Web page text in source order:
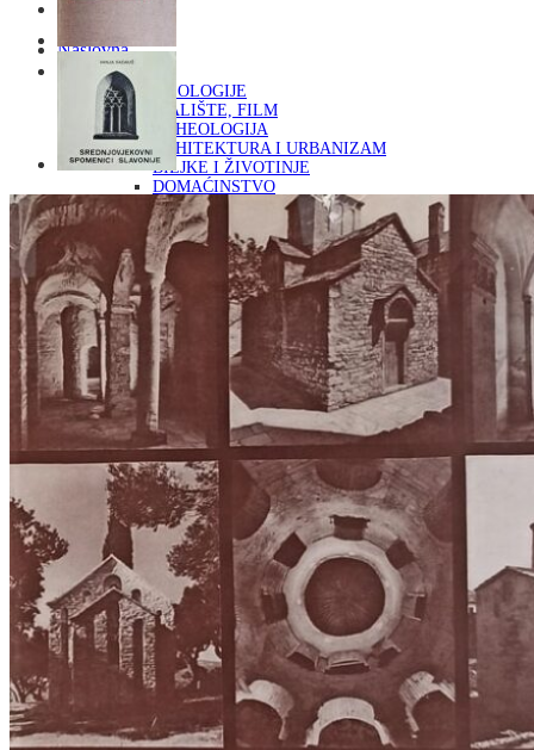
Naslovna
KNJIGE
OD ARHEOLOGIJE
DO KAZALIŠTE, FILM
ARHEOLOGIJA
ARHITEKTURA I URBANIZAM
BILJKE I ŽIVOTINJE
DOMAĆINSTVO
ENCIKLOPEDIJE I LEKSIKONI
ETNOLOGIJA
FILOZOFIJA, SOCIOLOGIJA, ANTROPOLOGIJA
FOTOGRAFIJA
GLAZBENA UMJETNOST
KAZALIŠTE, FILM
OD KNJIŽEVNOST
DO RELIGIJA
KNJIŽEVNOST
LIKOVNA UMJETNOST
LJEKOVITO BILJE I ZDRAVLJE
MITOLOGIJA
POVIJEST I PUBLICISTIKA
PRIRODNE ZNANOSTI
PSIHOLOGIJA, POPULARNA PSIHOLOGIJA,
ALTERNATIVA
RAZNO
RELIGIJA
OD RJEČNIKA
DO ZEMLJOVIDA
RJEČNICI, GRAMATIKE, PRAVOPISI…
ŠAH
SPORT
STRIPOVI
TEHNIČKE ZNANOSTI
TEORIJA I POVIJEST KNJIŽEVNOSTI
VEDUTE
ZAGREB
ZEMLJOVIDI